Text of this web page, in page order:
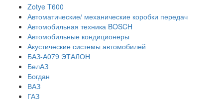
Zotye T600
Автоматические/ механические коробки передач
Автомобильная техника BOSCH
Автомобильные кондиционеры
Акустические системы автомобилей
БАЗ-А079 ЭТАЛОН
БелАЗ
Богдан
ВАЗ
ГАЗ